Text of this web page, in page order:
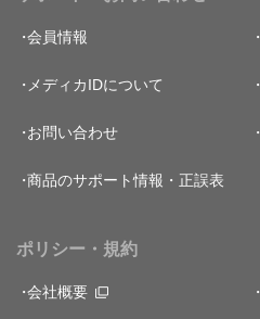
会員情報
メディカIDについて
お問い合わせ
商品のサポート情報・正誤表
ポリシー・規約
会社概要